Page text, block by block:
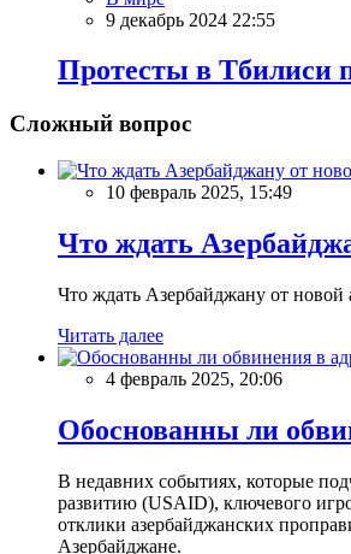
9 декабрь 2024 22:55
Протесты в Тбилиси
Сложный вопрос
10 февраль 2025, 15:49
Что ждать
Что ждать Азербайджану от
Читать далее
4 февраль 2025, 20:06
Обоснованны ли
В недавних событиях, которые
развитию (USAID), ключевого
отклики азербайджанских
Азербайджане.